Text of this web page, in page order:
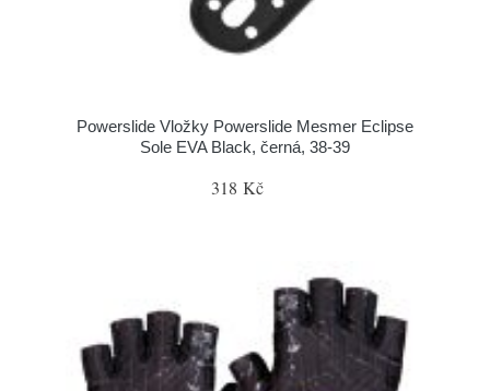
Powerslide Vložky Powerslide Mesmer Eclipse
Sole EVA Black, černá, 38-39
318 Kč